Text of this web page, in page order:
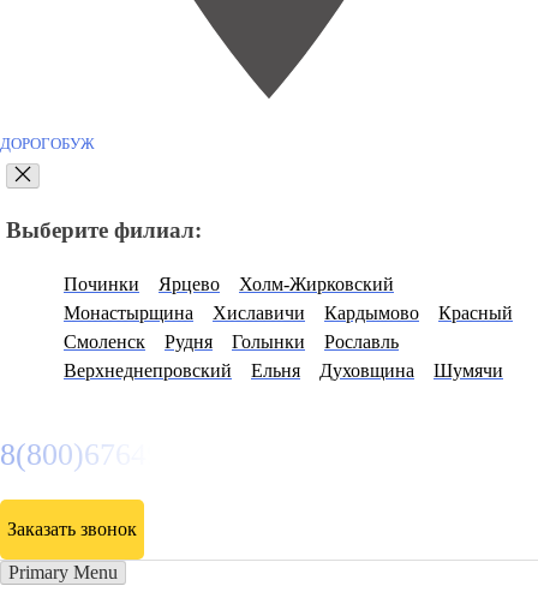
ДОРОГОБУЖ
Выберите филиал:
Починки Ярцево
Холм-Жирковский
Монастырщина
Хиславичи Кардымово
Красный
Смоленск
Рудня Голынки
Рославль
Верхнеднепровский
Ельня Духовщина Шумячи
8(800)6764935
Заказать звонок
Primary Menu